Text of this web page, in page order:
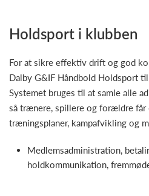
Holdsport i klubben
For at sikre effektiv drift og god
Dalby G&IF Håndbold Holdsport
Systemet bruges til at samle alle
så trænere, spillere og forældre
træningsplaner, kampafvikling og
Medlemsadministration,
holdkommunikation,